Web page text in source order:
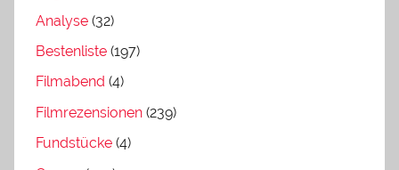
Analyse (32)
Bestenliste (197)
Filmabend (4)
Filmrezensionen (239)
Fundstücke (4)